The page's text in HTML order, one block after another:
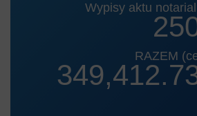
Wypisy aktu
RAZEM